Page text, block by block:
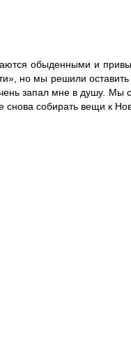
обыденными и
но мы решили
запал мне в душу.
собирать вещи к